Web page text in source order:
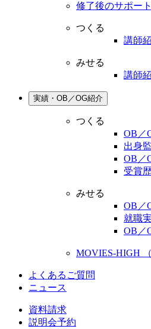
修了後のサポート
つくる
講師
みせる
講師
実績・OB／OG紹介
つくる
OB／
出身
OB／
受賞
みせる
OB／
就職
OB／
MOVIES-HIGH
よくあるご質問
ニュース
資料請求
説明会予約